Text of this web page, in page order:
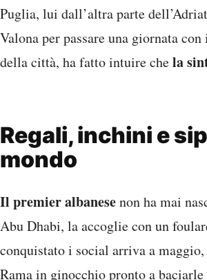
Puglia, lui dall’altra parte
Valona per passare una giornata
della città, ha fatto intuire chela
Regali, inchini e
mondo
Il premier albanesenon ha mai
Abu Dhabi, la accoglie con un
conquistato i social arriva a
Rama in ginocchio pronto a